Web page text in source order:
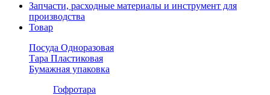
Запчасти, расходные материалы и инструмент для
производства
Товар
Посуда Одноразовая
Тара Пластиковая
Бумажная упаковка
Гофротара